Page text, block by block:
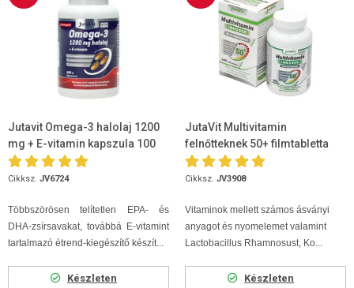
Jutavit Omega-3 halolaj 1200
mg + E-vitamin kapszula 100
db
Cikksz. JV6724
Többszörösen telítetlen EPA- és
DHA-zsírsavakat, továbbá E-vitamint
tartalmazó étrend-kiegészítő készít...
Készleten
JutaVit Multivitamin
felnőtteknek 50+ filmtabletta
100db
Cikksz. JV3908
Vitaminok mellett számos ásványi
anyagot és nyomelemet valamint
Lactobacillus Rhamnosust, Ko...
Készleten